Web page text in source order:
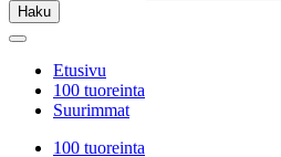
Haku
Etusivu
100 tuoreinta
Suurimmat
100 tuoreinta